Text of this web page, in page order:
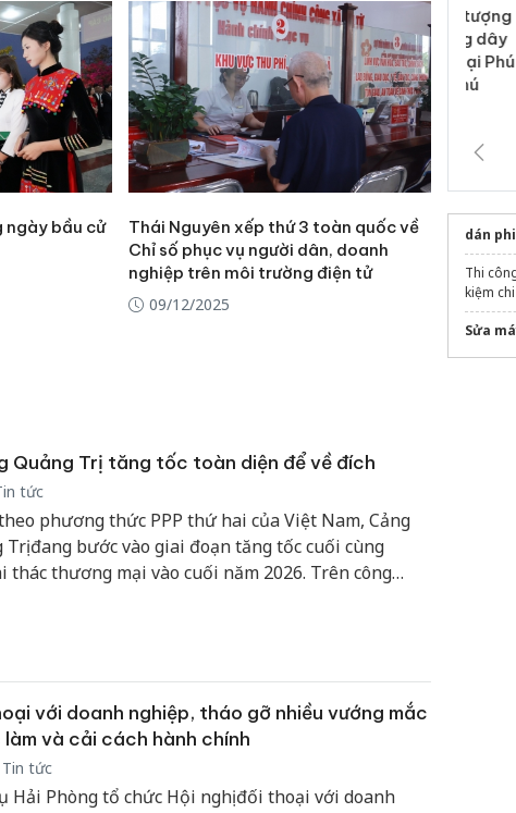
ngày bầu cử
Thái Nguyên xếp thứ 3 toàn quốc về
Chỉ số phục vụ người dân, doanh
nghiệp trên môi trường điện tử
09/12/2025
Quảng Trị tăng tốc toàn diện để về đích
tức
phương thức PPP thứ hai của Việt Nam, Cảng
Trị đang bước vào giai đoạn tăng tốc cuối cùng
thương mại vào cuối năm 2026. Trên công
với doanh nghiệp, tháo gỡ nhiều vướng mắc
và cải cách hành chính
Tin tức
Hải Phòng tổ chức Hội nghị đối thoại với doanh
An Giang: Đối tượng
chủ mưu đường dây
bán hàng giả tại Phú
Quốc ra đầu thú
dán
Thi
kiệm
Sửa